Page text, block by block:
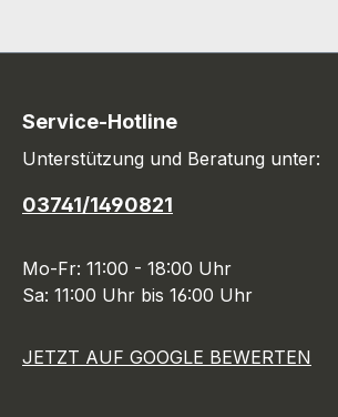
Service-Hotline
Unterstützung und Beratung unter:
03741/1490821
Mo-Fr: 11:00 - 18:00 Uhr
Sa: 11:00 Uhr bis 16:00 Uhr
JETZT AUF GOOGLE BEWERTEN